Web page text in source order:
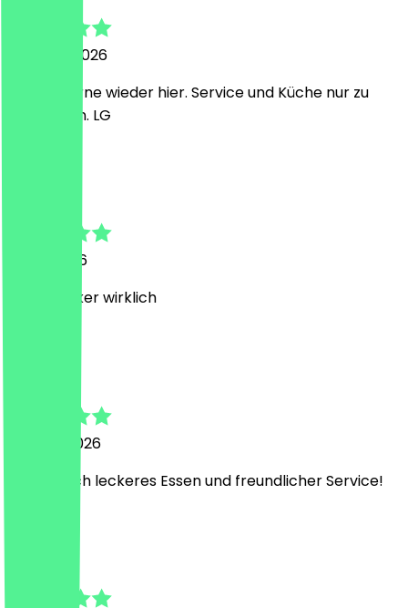
6 August 2026
Immer gerne wieder hier. Service und Küche nur zu
empfehlen. LG
4 July 2026
Brutal lecker wirklich
20 June 2026
Unglaublich leckeres Essen und freundlicher Service!